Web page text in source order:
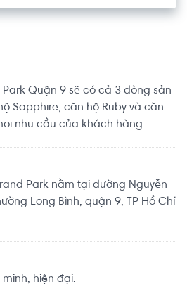
Quận 9 sẽ có cả 3 dòng sản
Sapphire, căn hộ Ruby và căn
nhu cầu của khách hàng.
Park nằm tại đường Nguyễn
Long Bình, quận 9, TP Hồ Chí
hiện đại.